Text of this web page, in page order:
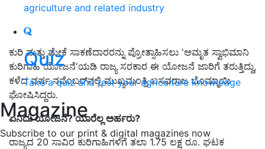
agriculture and related industry
Quiz
Take a quiz and test your agriculture knowledge
Magazine
Subscribe to our print & digital magazines now
ಕುರಿ ಮತ್ತು ಮೇಕೆ ಸಾಕಣೆದಾರರನ್ನು ಪ್ರೋತ್ಸಾಹಿಸಲು 'ಅಮೃತ ಸ್ವಾಭಿಮಾನಿ
ಕುರಿಗಾಹಿ ಯೋಜನೆ'ಯಡಿ ರಾಜ್ಯ ಸರಕಾರ ಈ ಯೋಜನೆ ಜಾರಿಗೆ ತರುತ್ತಿದ್ದು,
ಕಳೆದ ವರ್ಷ ನವೆಂಬರ್‌ನಲ್ಲಿ ಮುಖ್ಯಮಂತ್ರಿ ಬಸವರಾಜ ಬೊಮ್ಮಾಯಿ
ಘೋಷಿಸಿದ್ದರು.
ಏನಿದು ಯೋಜನೆ? ಯಾರೆಲ್ಲ ಅರ್ಹರು?
ರಾಜ್ಯದ 20 ಸಾವಿರ ಕುರಿಗಾಹಿಗಳಿಗೆ ತಲಾ 1.75 ಲಕ್ಷ ರೂ. ಘಟಕ